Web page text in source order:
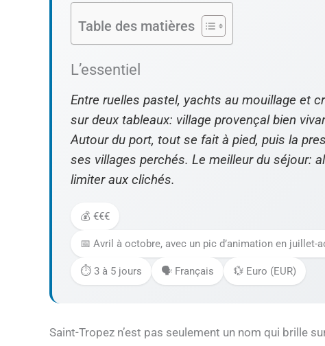
Table des matières
L’essentiel
Entre ruelles pastel, yachts au mouillage et
sur deux tableaux: village provençal bien
Autour du port, tout se fait à pied, puis la
ses villages perchés. Le meilleur du séjour:
limiter aux clichés.
💰 €€€
📅 Avril à octobre, avec un pic d’animation en
⏱️ 3 à 5 jours 🗣️ Français 💱 Euro (EUR)
Saint-Tropez n’est pas seulement un nom qui brille